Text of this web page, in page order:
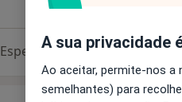
EspecialistasA sua privacidade
Ao aceitar, permite-nos a
semelhantes) para